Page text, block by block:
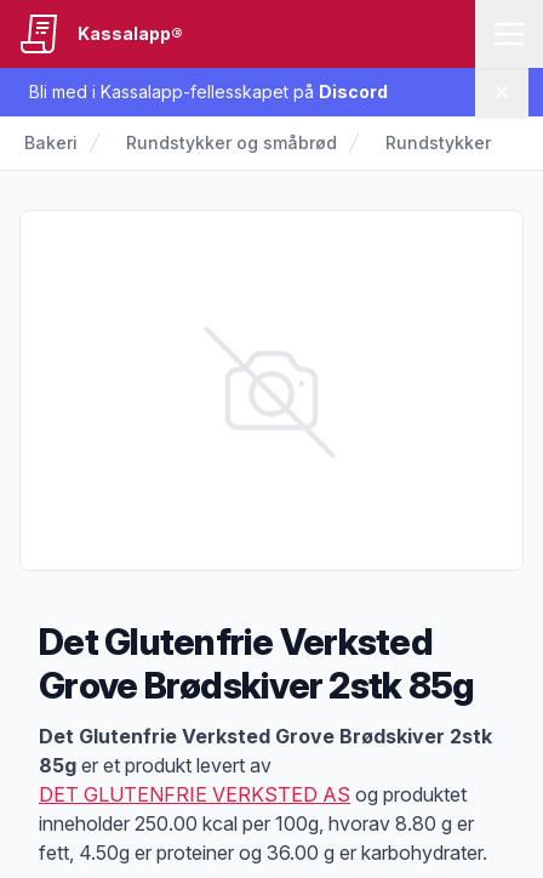
Bli med i Kassalapp-fellesskapet på Discord
Kassalapp®
Bakeri Rundstykker og småbrød Rundstykker
Det Glutenfrie Verksted
Grove Brødskiver 2stk 85g
Produktbeskrivelse
Det Glutenfrie Verksted Grove Brødskiver 2stk
85g er et produkt levert av
DET GLUTENFRIE VERKSTED AS og produktet
inneholder 250.00 kcal per 100g, hvorav 8.80 g er
fett, 4.50g er proteiner og 36.00 g er karbohydrater.